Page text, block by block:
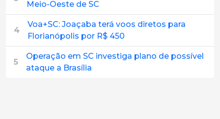
Meio-Oeste de SC
4
Voa+SC: Joaçaba terá voos diretos para
Florianópolis por R$ 450
5
Operação em SC investiga plano de possível
ataque a Brasília